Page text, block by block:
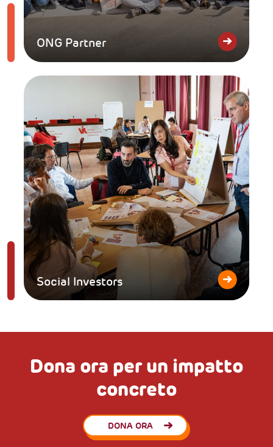
ONG Partner
Social Investors
Dona ora per un impatto
concreto
DONA ORA